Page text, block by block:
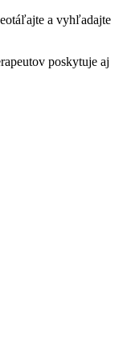
a vyhľadajte
poskytuje aj